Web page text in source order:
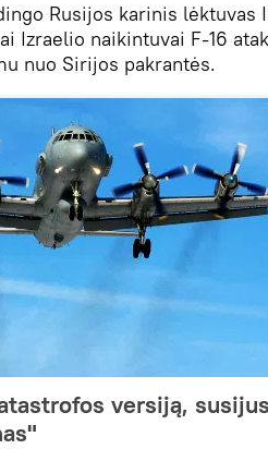
Rusijos karinis lėktuvas
Izraelio naikintuvai F-16
nuo Sirijos pakrantės.
versiją,